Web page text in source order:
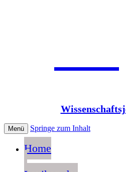
Menü Springe zum Inhalt
Home